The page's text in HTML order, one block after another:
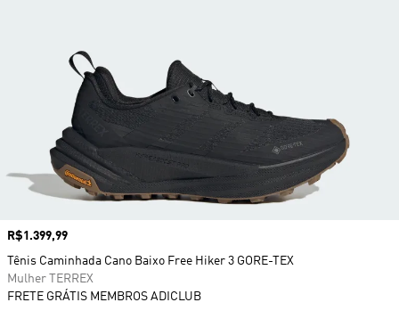
Preço
R$1.399,99
Tênis Caminhada Cano Baixo Free Hiker 3 GORE-TEX
Mulher TERREX
FRETE GRÁTIS MEMBROS ADICLUB